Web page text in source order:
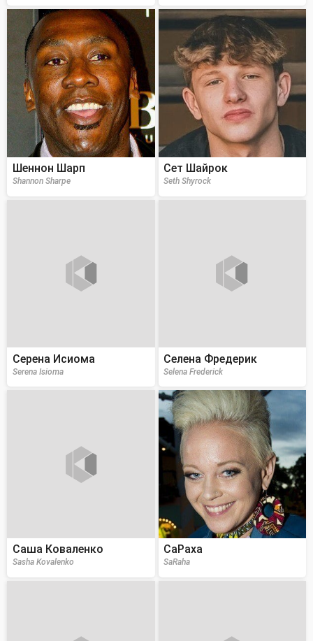
Шеннон Шарп
Shannon Sharpe
Сет Шайрок
Seth Shyrock
Серена Исиома
Serena Isioma
Селена Фредерик
Selena Frederick
Саша Коваленко
Sasha Kovalenko
СаРаха
SaRaha